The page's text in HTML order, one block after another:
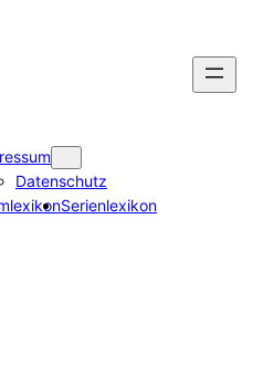
Datenschutz
Serienlexikon